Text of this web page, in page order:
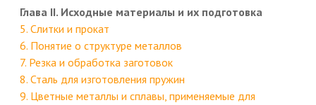
Глава II. Исходные материалы и их подготовка
5. Слитки и прокат
6. Понятие о структуре металлов
7. Резка и обработка заготовок
8. Сталь для изготовления пружин
9. Цветные металлы и сплавы, применяемые для